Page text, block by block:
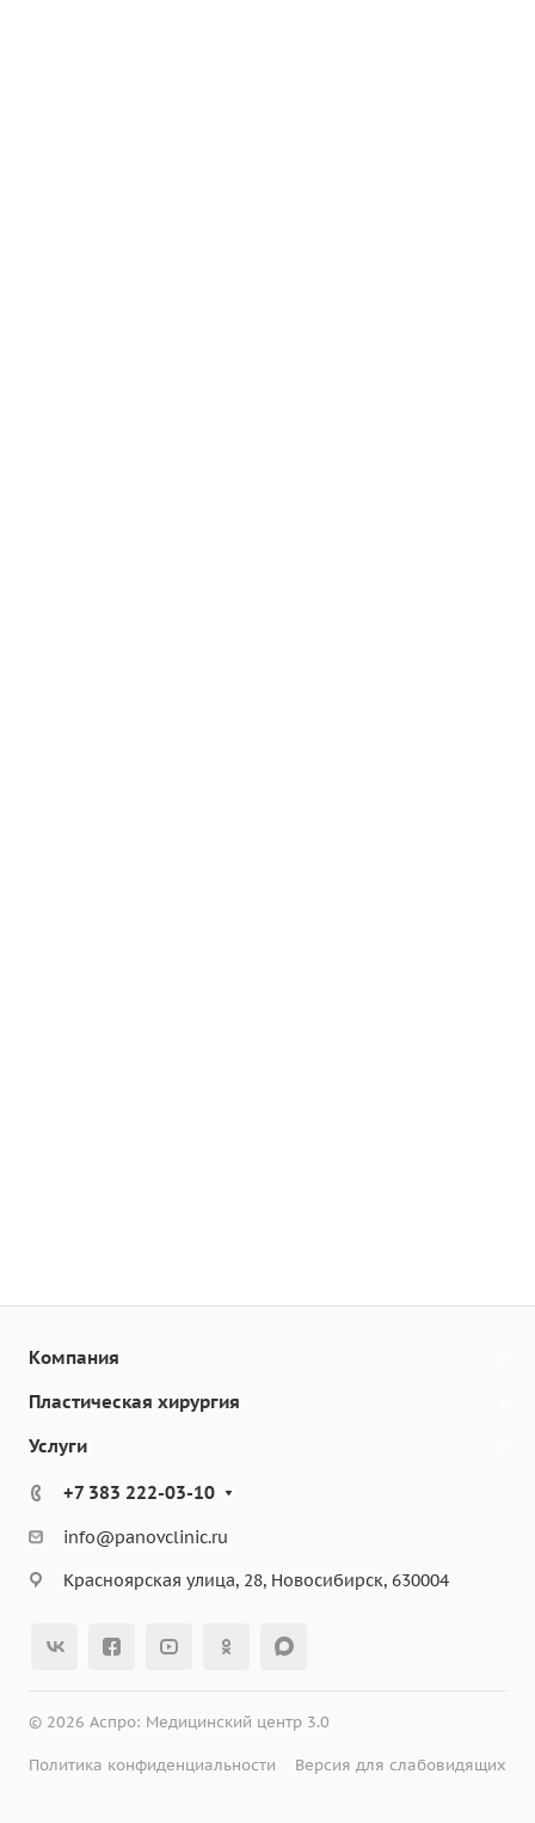
Компания
Пластическая хирургия
Услуги
+7 383 222-03-10
info@panovclinic.ru
Красноярская улица, 28, Новосибирск, 630004
© 2026 Аспро: Медицинский центр 3.0
Политика конфиденциальности Версия для слабовидящих